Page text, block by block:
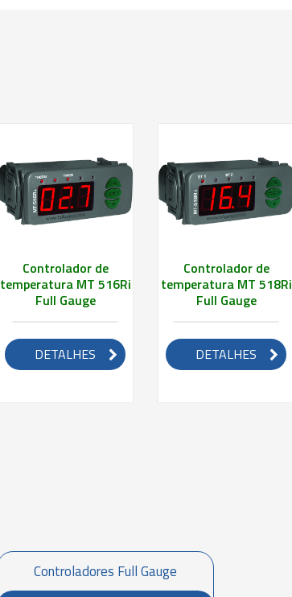
Controlador de
temperatura MT 516Ri
Full Gauge
DETALHES
Controlador de
temperatura MT 518Ri
Full Gauge
DETALHES
Controladores Full Gauge